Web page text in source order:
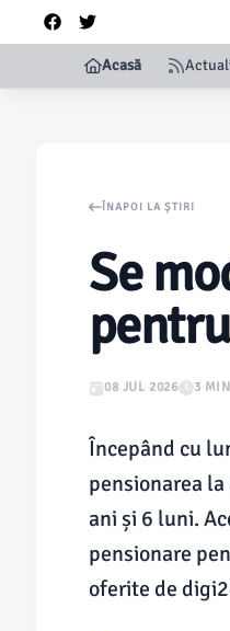
Acasă
ÎNAPOI LA ȘTIRI
Se
08 JUL 2026 3
Începând cu
pensionarea
ani și 6 luni.
pensionare
oferite de